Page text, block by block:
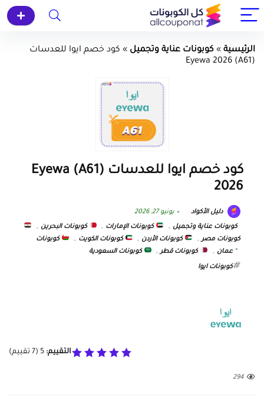
الرئيسية » كوبونات عناية وتجميل » كود خصم ايوا للعدسات
(A61) Eyewa 2026
كود خصم ايوا للعدسات (A61) Eyewa
2026
دليل الأكواد يونيو 27, 2026
كوبونات عناية وتجميل , كوبونات الإمارات , كوبونات البحرين ,
كوبونات مصر , كوبونات الأردن , كوبونات الكويت ,
كوبونات
عمان , كوبونات قطر , كوبونات السعودية
كوبونات ايوا
التقييم: 5
(
7 تقييم)
294